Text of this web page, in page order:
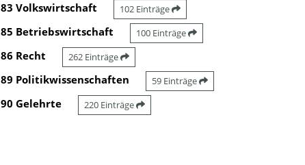
83 Volkswirtschaft 102 Einträge
85 Betriebswirtschaft 100 Einträge
86 Recht 262 Einträge
89 Politikwissenschaften 59 Einträge
90 Gelehrte 220 Einträge